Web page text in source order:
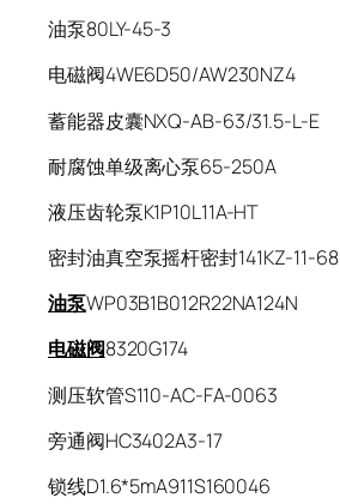
油泵80LY-45-3
电磁阀4WE6D50/AW230NZ4
蓄能器皮囊NXQ-AB-63/31.5-L-E
耐腐蚀单级离心泵65-250A
液压齿轮泵K1P10L11A-HT
密封油真空泵摇杆密封141KZ-11-68
油泵WP03B1B012R22NA124N
电磁阀8320G174
测压软管S110-AC-FA-0063
旁通阀HC3402A3-17
锁线D1.6*5mA911S160046